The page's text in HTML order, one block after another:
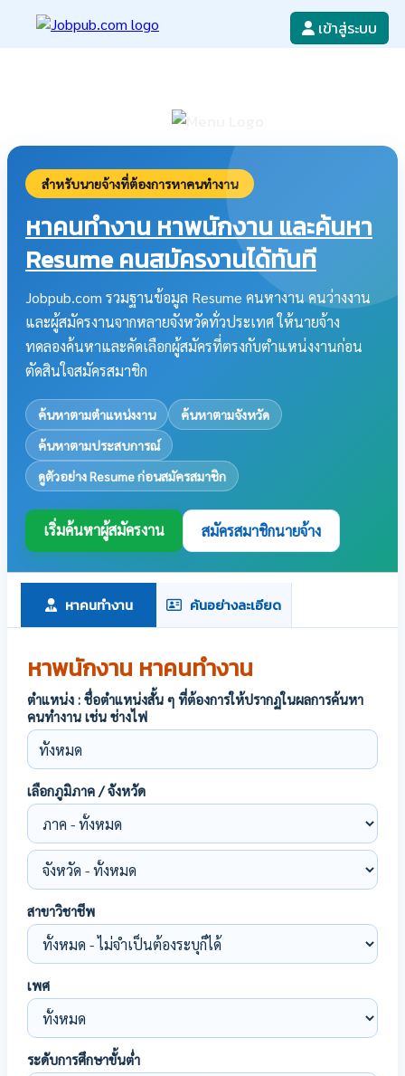
เข้าสู่ระบบ
สำหรับนายจ้างที่ต้องการหาคนทำงาน
หาคนทำงาน หาพนักงาน และค้นหา
Resume คนสมัครงานได้ทันที
Jobpub.com รวมฐานข้อมูล Resume คนหางาน คนว่างงาน
และผู้สมัครงานจากหลายจังหวัดทั่วประเทศ ให้นายจ้าง
ทดลองค้นหาและคัดเลือกผู้สมัครที่ตรงกับตำแหน่งงานก่อน
ตัดสินใจสมัครสมาชิก
ค้นหาตามตำแหน่งงาน
ค้นหาตามจังหวัด
ค้นหาตามประสบการณ์
ดูตัวอย่าง Resume ก่อนสมัครสมาชิก
เริ่มค้นหาผู้สมัครงาน สมัครสมาชิกนายจ้าง
หาคนทำงาน ค้นอย่างละเอียด
หาพนักงาน หาคนทำงาน
ตำแหน่ง : ชื่อตำแหน่งสั้น ๆ ที่ต้องการให้ปรากฏในผลการค้นหา
คนทำงาน เช่น ช่างไฟ
เลือกภูมิภาค / จังหวัด
สาขาวิชาชีพ
เพศ
ระดับการศึกษาขั้นต่ำ